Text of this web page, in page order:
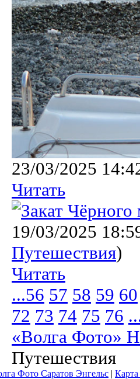
23/03/2025
Читать
19/03/2025
Путешествия)
Читать
...56 57 58 59 60
72 73 74 75 76
«Волга Фото»
Путешествия
Фото Саратов Энгельс | Карта